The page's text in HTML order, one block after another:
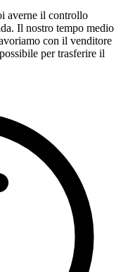
averne il controllo
Il nostro tempo medio
con il venditore
per trasferire il